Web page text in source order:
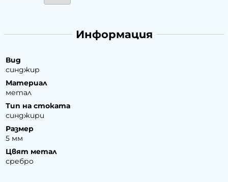
Информация
Вид
синджир
Материал
метал
Тип на стоката
синджири
Размер
5 мм
Цвят метал
сребро